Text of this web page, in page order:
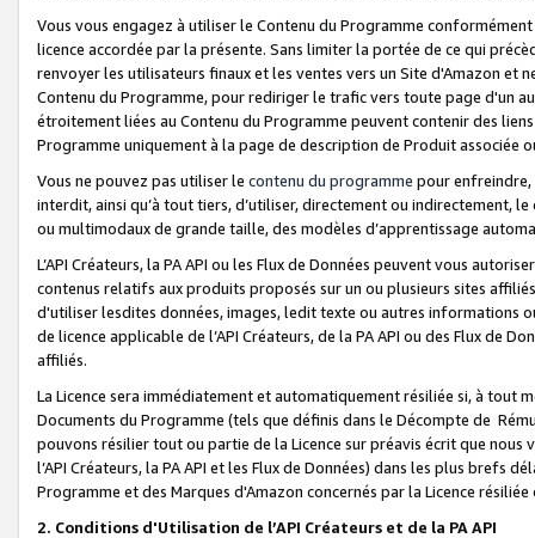
Vous vous engagez à utiliser le Contenu du Programme
licence accordée par la présente. Sans limiter la portée de ce qui
renvoyer les utilisateurs finaux et les ventes vers un Site d'Amazon et
Contenu du Programme, pour rediriger le trafic vers toute page d'un
étroitement liées au Contenu du Programme peuvent contenir des
Programme uniquement à la page de description de Produit associée
Vous ne pouvez pas utiliser le contenu du programme pour
interdit, ainsi qu’à tout tiers, d’utiliser, directement ou indirectement,
ou multimodaux de grande taille, des modèles d’apprentissage
L’API Créateurs, la PA API ou les Flux de Données peuvent vous
contenus relatifs aux produits proposés sur un ou plusieurs sites
d'utiliser lesdites données, images, ledit texte ou autres informations
de licence applicable de l’API Créateurs, de la PA API ou des Flux de
affiliés.
La Licence sera immédiatement et automatiquement résiliée si, à
Documents du Programme (tels que définis dans le Décompte de
pouvons résilier tout ou partie de la Licence sur préavis écrit que
l’API Créateurs, la PA API et les Flux de Données) dans les plus
Programme et des Marques d'Amazon concernés par la Licence
2. Conditions d'Utilisation de l’API Créateurs et de la PA API